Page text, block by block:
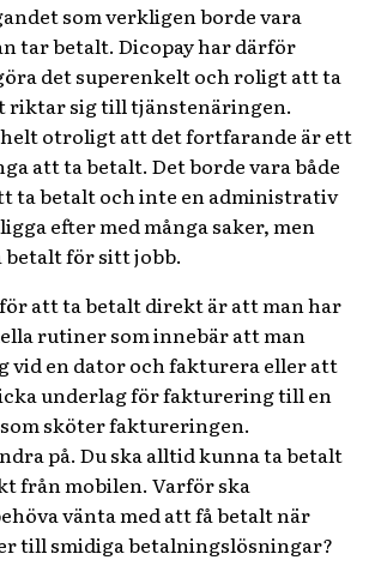
som verkligen borde vara
tar betalt. Dicopay har därför
det superenkelt och roligt att ta
riktar sig till tjänstenäringen.
otroligt att det fortfarande är ett
att ta betalt. Det borde vara både
ta betalt och inte en administrativ
efter med många saker, men
betalt för sitt jobb.
att ta betalt direkt är att man har
rutiner som innebär att man
vid en dator och fakturera eller att
underlag för fakturering till en
sköter faktureringen.
på. Du ska alltid kunna ta betalt
från mobilen. Varför ska
vänta med att få betalt när
till smidiga betalningslösningar?